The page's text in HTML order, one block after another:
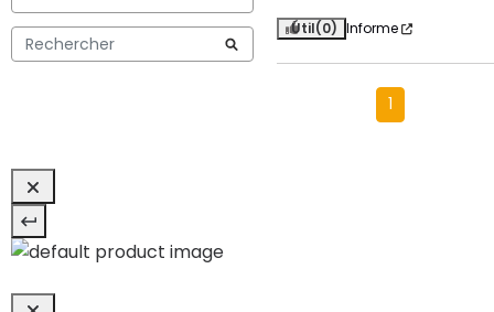
Útil(0) Informe
1